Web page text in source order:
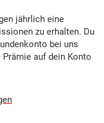
jährlich eine
zu erhalten. Du
bei uns
auf dein Konto